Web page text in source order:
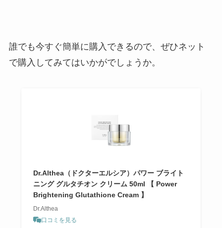
誰でも今すぐ簡単に購入できるので、ぜひネット
で購入してみてはいかがでしょうか。
Dr.Althea（ドクターエルシア）パワー ブライト
ニング グルタチオン クリーム 50ml 【 Power
Brightening Glutathione Cream 】
Dr.Althea
口コミを見る